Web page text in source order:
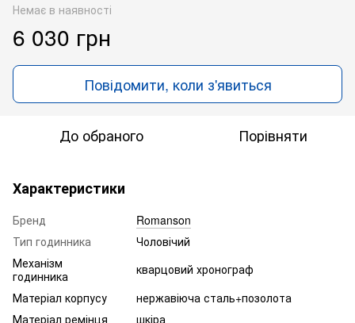
Немає в наявності
6 030 грн
Повідомити, коли з'явиться
До обраного Порівняти
Характеристики
Бренд
Romanson
Тип годинника
Чоловічий
Механізм
годинника
кварцовий хронограф
Матеріал корпусу
нержавіюча сталь+позолота
Матеріал ремінця
шкіра